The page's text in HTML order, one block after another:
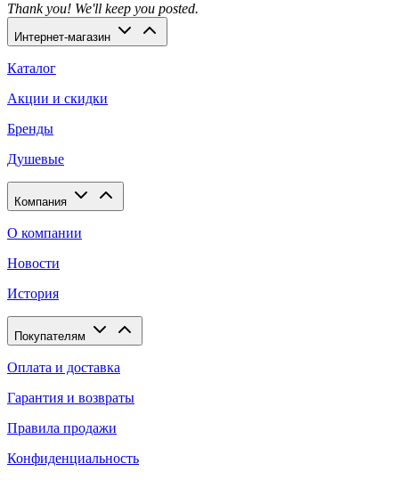
Thank you! We'll keep you posted.
Интернет-магазин
Каталог
Акции и скидки
Бренды
Душевые
Компания
О компании
Новости
История
Покупателям
Оплата и доставка
Гарантия и возвраты
Правила продажи
Конфиденциальность